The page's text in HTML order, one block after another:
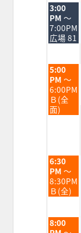
火
曜
日,
8
月
2026
3:00
PM ～
7:00PM
広場 81
火
曜
日,
8
月
25th
5:00
PM ～
6:00PM
Ｂ(全
面)
火
曜
日,
8
月
2026
6:30
PM ～
8:30PM
Ｂ(全)
火
8:00